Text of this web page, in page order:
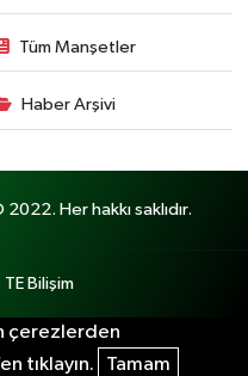
Tüm Manşetler
Haber Arşivi
Her hakkı saklıdır.
TE Bilişim
çerezlerden
tıklayın.
Tamam